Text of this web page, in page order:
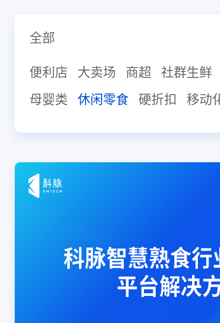
全部
便利店
大卖场 商超
社群生鲜
母婴类 休闲零食 硬折扣 移动